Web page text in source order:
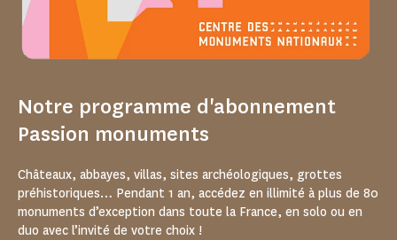
Notre programme d'abonnement
Passion monuments
Châteaux, abbayes, villas, sites archéologiques, grottes
préhistoriques… Pendant 1 an, accédez en illimité à plus de 80
monuments d’exception dans toute la France, en solo ou en
duo avec l’invité de votre choix !